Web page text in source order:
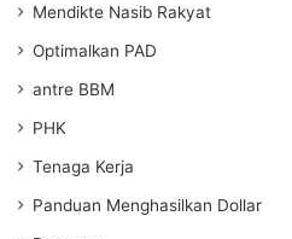
Mendikte Nasib Rakyat
Optimalkan PAD
antre BBM
PHK
Tenaga Kerja
Panduan Menghasilkan Dollar